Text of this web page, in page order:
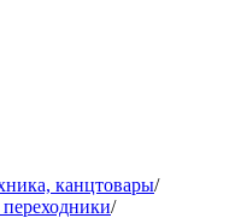
канцтовары/
/